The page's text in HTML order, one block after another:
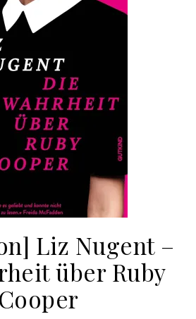
Liz Nugent –
über Ruby
Cooper